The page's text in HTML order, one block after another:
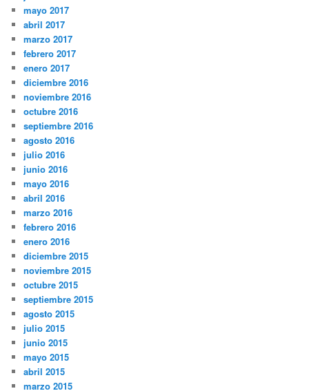
mayo 2017
abril 2017
marzo 2017
febrero 2017
enero 2017
diciembre 2016
noviembre 2016
octubre 2016
septiembre 2016
agosto 2016
julio 2016
junio 2016
mayo 2016
abril 2016
marzo 2016
febrero 2016
enero 2016
diciembre 2015
noviembre 2015
octubre 2015
septiembre 2015
agosto 2015
julio 2015
junio 2015
mayo 2015
abril 2015
marzo 2015